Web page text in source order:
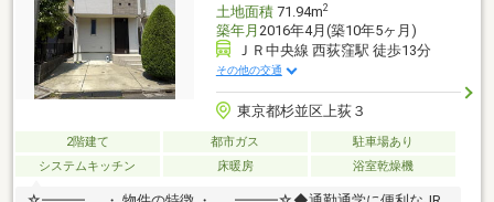
土地面積71.94m2
築年月 2016年4月(築10年5ヶ月)
ＪＲ中央線 西荻窪駅 徒歩13分
その他の交通
東京都杉並区上荻３
2階建て 都市ガス
駐車場あり
システムキッチン
床暖房 浴室乾燥機